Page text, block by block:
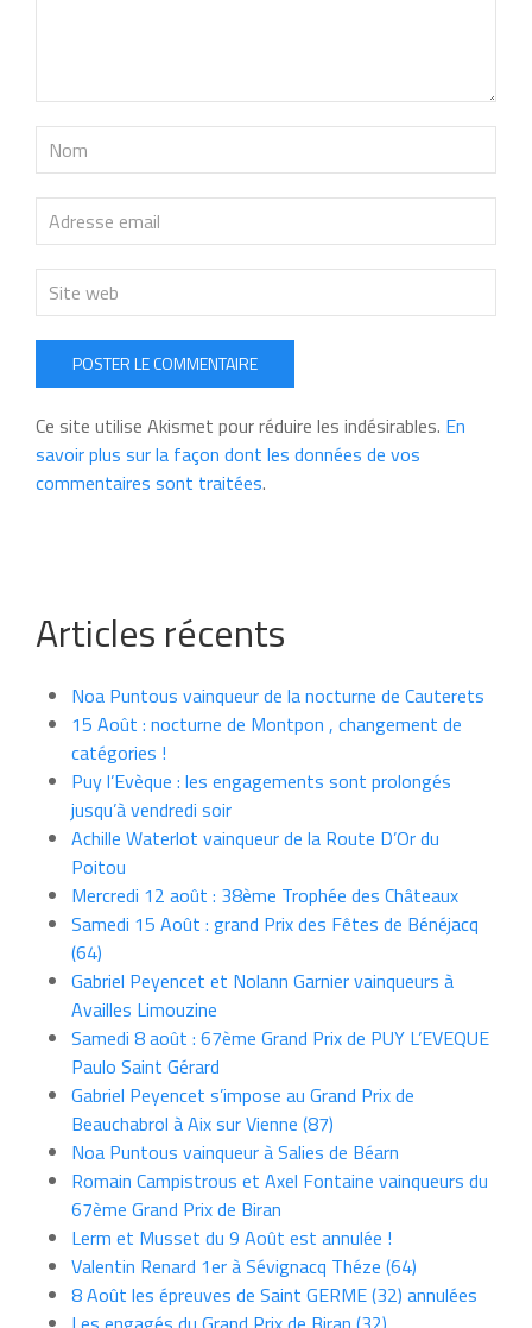
POSTER LE COMMENTAIRE
Ce site utilise Akismet pour réduire les indésirables. En
savoir plus sur la façon dont les données de vos
commentaires sont traitées.
Articles récents
Noa Puntous vainqueur de la nocturne de Cauterets
15 Août : nocturne de Montpon , changement de
catégories !
Puy l’Evèque : les engagements sont prolongés
jusqu’à vendredi soir
Achille Waterlot vainqueur de la Route D’Or du
Poitou
Mercredi 12 août : 38ème Trophée des Châteaux
Samedi 15 Août : grand Prix des Fêtes de Bénéjacq
(64)
Gabriel Peyencet et Nolann Garnier vainqueurs à
Availles Limouzine
Samedi 8 août : 67ème Grand Prix de PUY L’EVEQUE
Paulo Saint Gérard
Gabriel Peyencet s’impose au Grand Prix de
Beauchabrol à Aix sur Vienne (87)
Noa Puntous vainqueur à Salies de Béarn
Romain Campistrous et Axel Fontaine vainqueurs du
67ème Grand Prix de Biran
Lerm et Musset du 9 Août est annulée !
Valentin Renard 1er à Sévignacq Théze (64)
8 Août les épreuves de Saint GERME (32) annulées